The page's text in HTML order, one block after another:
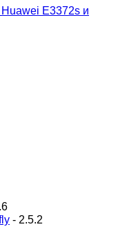
E3372s и
- 2.5.2